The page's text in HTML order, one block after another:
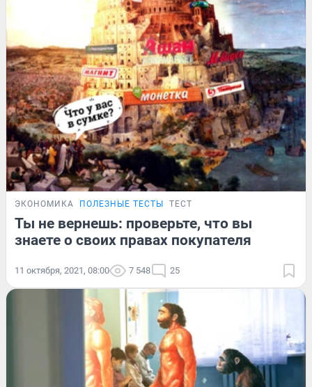
ЭКОНОМИКА ПОЛЕЗНЫЕ ТЕСТЫ ТЕСТ
Ты не вернешь: проверьте, что вы
знаете о своих правах покупателя
11 октября, 2021, 08:00 7 548 25